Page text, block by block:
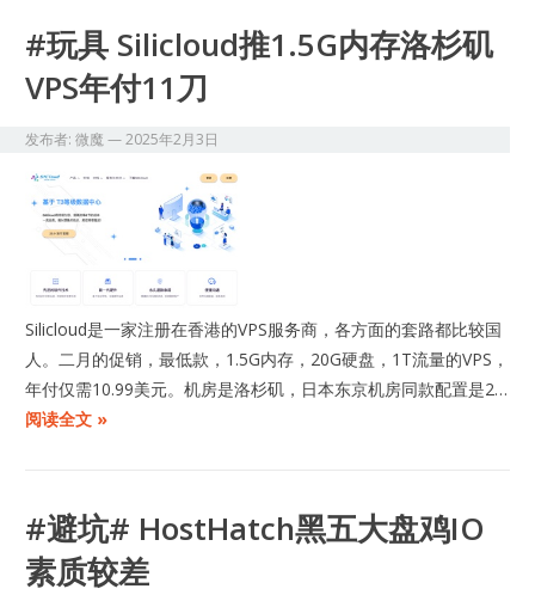
#玩具 Silicloud推1.5G内存洛杉矶
VPS年付11刀
发布者:微魔—2025年2月3日
Silicloud是一家注册在香港的VPS服务商，各方面的套路都比较国
人。二月的促销，最低款，1.5G内存，20G硬盘，1T流量的VPS，
年付仅需10.99美元。机房是洛杉矶，日本东京机房同款配置是2…
阅读全文 »
#避坑# HostHatch黑五大盘鸡IO
素质较差